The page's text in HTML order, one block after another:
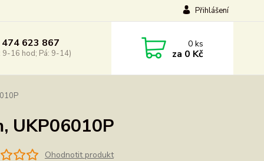
Přihlášení
623 867
9-16 hod; Pá: 9-14)
0ks
za 0 Kč
UKP06010P
Ohodnotit produkt